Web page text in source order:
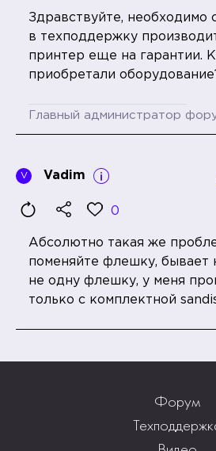
Здравствуйте, необходимо
в техподдержку
принтер еще на гарантии.
приобретали
Главный администратор
V Vadim
0
Абсолютно такая же
поменяйте флешку, бывает
не одну флешку, у меня
только с комплектной
Форум